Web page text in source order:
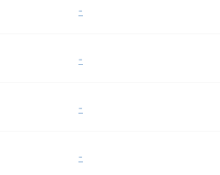
-
-
-
-